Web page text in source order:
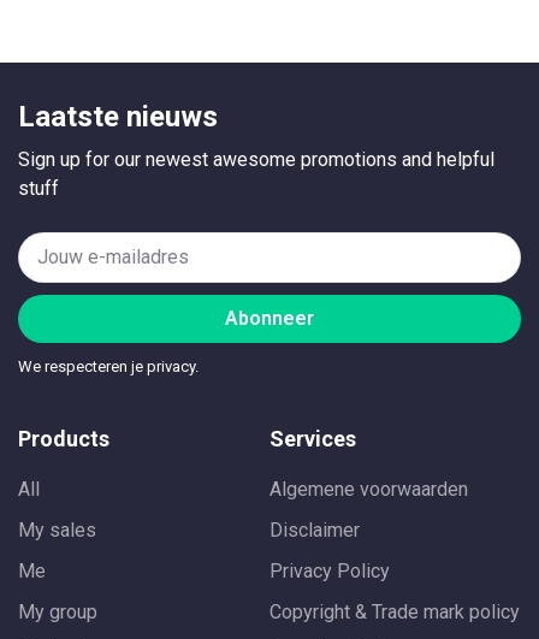
Laatste nieuws
Sign up for our newest awesome promotions and helpful
stuff
Abonneer
We respecteren je privacy.
Products
All
My sales
Me
My group
Services
Algemene voorwaarden
Disclaimer
Privacy Policy
Copyright & Trade mark policy